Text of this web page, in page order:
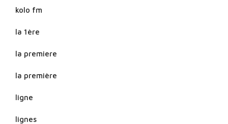
kolo fm
la 1ère
la premiere
la première
ligne
lignes